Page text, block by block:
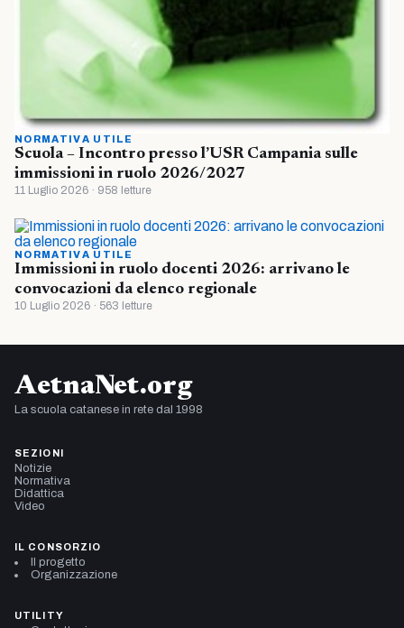
NORMATIVA UTILE
Scuola – Incontro presso l’USR Campania sulle
immissioni in ruolo 2026/2027
11 Luglio 2026 · 958 letture
NORMATIVA UTILE
Immissioni in ruolo docenti 2026: arrivano le
convocazioni da elenco regionale
10 Luglio 2026 · 563 letture
AetnaNet.org
La scuola catanese in rete dal 1998
SEZIONI
Notizie
Normativa
Didattica
Video
IL CONSORZIO
Il progetto
Organizzazione
UTILITY